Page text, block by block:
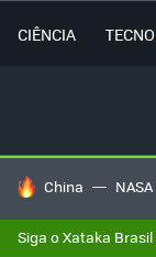
CIÊNCIA
TENDÊNCIAS DO
China NASA
Siga o Xataka